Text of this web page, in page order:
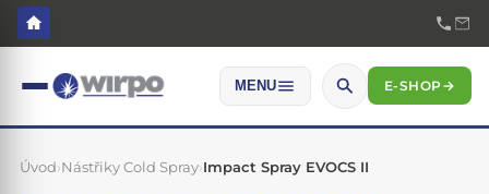
MENU E-SHOP→
Úvod›Nástřiky Cold Spray›Impact Spray EVOCS II